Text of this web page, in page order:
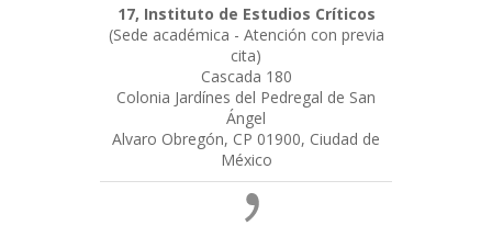
17, Instituto de Estudios Críticos
(Sede académica - Atención con previa
cita)
Cascada 180
Colonia Jardínes del Pedregal de San
Ángel
Alvaro Obregón, CP 01900, Ciudad de
México